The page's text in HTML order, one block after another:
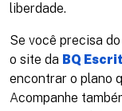
liberdade.
Se você precisa
o site da BQ
encontrar o plano
Acompanhe